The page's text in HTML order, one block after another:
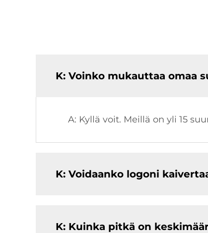
K: Voinko mukauttaa omaa
A: Kyllä voit. Meillä on yli 15
K: Voidaanko logoni
K: Kuinka pitkä on